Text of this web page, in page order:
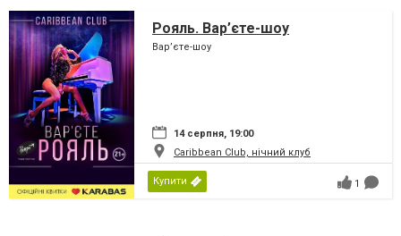
Рояль. Вар’єте-шоу
Вар’єте-шоу
14 серпня, 19:00
Caribbean Club, нічний клуб
Купити 1